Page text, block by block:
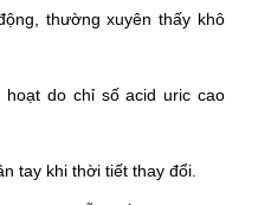
thường xuyên thấy khô
do chỉ số acid uric cao
tay khi thời tiết thay đổi.